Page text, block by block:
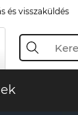
és visszaküldés